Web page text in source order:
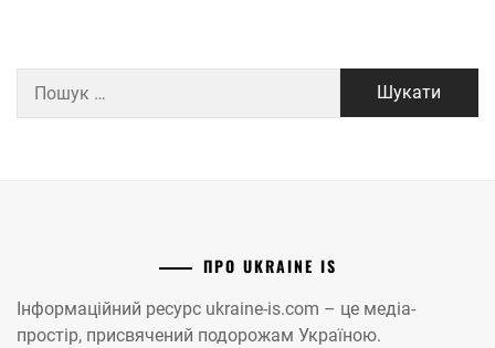
ПРО UKRAINE IS
Інформаційний ресурс ukraine-is.com – це медіа-
простір, присвячений подорожам Україною.